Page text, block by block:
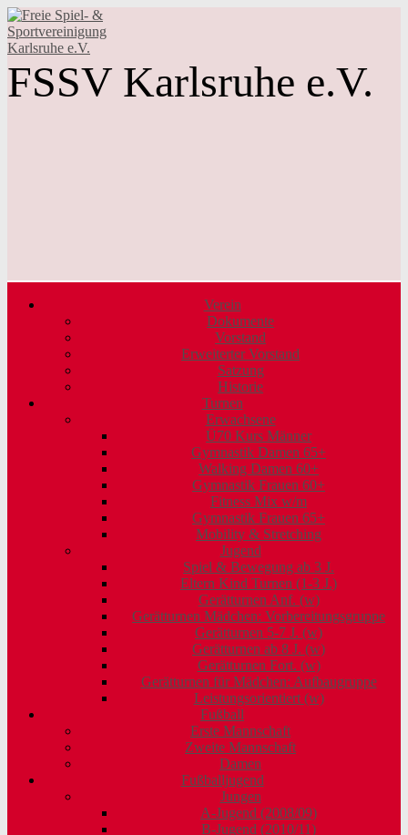
FSSV Karlsruhe e.V.
Verein
Dokumente
Vorstand
Erweiterter Vorstand
Satzung
Historie
Turnen
Erwachsene
Ü70 Kurs Männer
Gymnastik Damen 65+
Walking Damen 60+
Gymnastik Frauen 60+
Fitness Mix w/m
Gymnastik Frauen 65+
Mobility & Stretching
Jugend
Spiel & Bewegung ab 3 J.
Eltern Kind Turnen (1-3 J.)
Gerätturnen Anf. (w)
Gerätturnen Mädchen: Vorbereitungsgruppe
Gerätturnen 5-7 J. (w)
Gerätturnen ab 8 J. (w)
Gerätturnen Fort. (w)
Gerätturnen für Mädchen: Aufbaugruppe
Leistungsorientiert (w)
Fußball
Erste Mannschaft
Zweite Mannschaft
Damen
Fußballjugend
Jungen
A-Jugend (2008/09)
B-Jugend (2010/11)